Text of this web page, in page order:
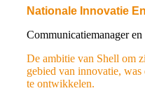
Nationale Innovatie
Communicatiemanager
De ambitie van Shell om
gebied van innovatie,
te ontwikkelen.